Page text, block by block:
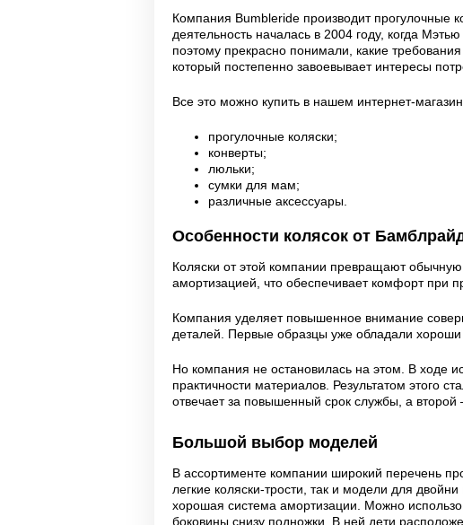
Компания Bumbleride производит прогулочные
деятельность началась в 2004 году, когда
поэтому прекрасно понимали, какие
который постепенно завоевывает интересы
Все это можно купить в нашем интернет-
прогулочные коляски;
конверты;
люльки;
сумки для мам;
различные аксессуары.
Особенности колясок от
Коляски от этой компании превращают
амортизацией, что обеспечивает комфорт при
Компания уделяет повышенное внимание
деталей. Первые образцы уже обладали хороши
Но компания не остановилась на этом. В ходе
практичности материалов. Результатом этого
отвечает за повышенный срок службы, а
Большой выбор моделей
В ассортименте компании широкий перечень
легкие коляски-трости, так и модели для
хорошая система амортизации. Можно
боковины снизу подножки. В ней дети